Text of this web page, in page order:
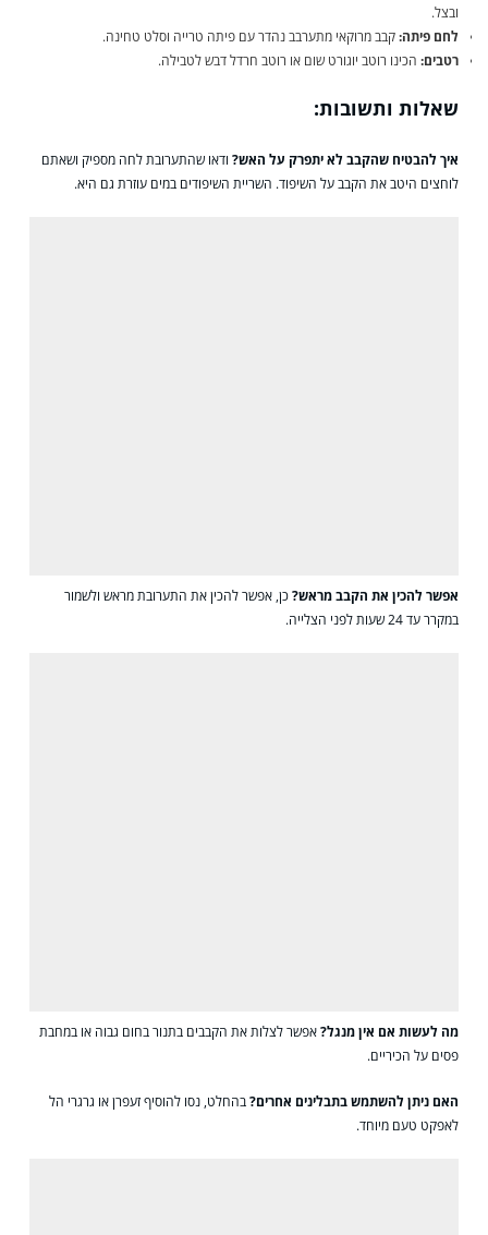
ובצל.
לחם פיתה:קבב מרוקאי מתערבב נהדר עם פיתה טרייה וסלט טחינה.
רטבים: הכינו רוטב יוגורט שום או רוטב חרדל דבש לטבילה.
שאלות ותשובות:
איך להבטיח שהקבב לא יתפרק על האש? ודאו שהתערובת לחה מספיק ושאתם
לוחצים היטב את הקבב על השיפוד. השריית השיפודים במים עוזרת גם היא.
אפשר להכין את הקבב מראש?כן, אפשר להכין את התערובת מראש ולשמור
במקרר עד 24 שעות לפני הצלייה.
מה לעשות אם אין מנגל?אפשר לצלות את הקבבים בתנור בחום גבוה או במחבת
פסים על הכיריים.
האם ניתן להשתמש בתבלינים אחרים?בהחלט, נסו להוסיף זעפרן או גרגרי הל
לאפקט טעם מיוחד.